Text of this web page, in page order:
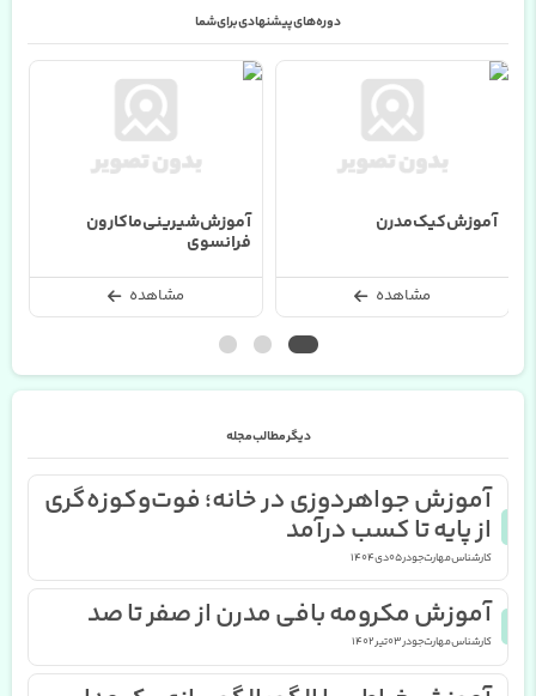
دوره های پیشنهادی برای شما
آموزش کیک مدرن
مشاهده
آموزش شیرینی ماکارون
فرانسوی
مشاهده
دیگر مطالب مجله
آموزش جواهردوزی در خانه؛ فوت‌وکوزه‌گری
از پایه تا کسب درآمد
کارشناس مهارت جو در05 دی 1404
آموزش مکرومه بافی مدرن از صفر تا صد
کارشناس مهارت جو در03 تیر 1402